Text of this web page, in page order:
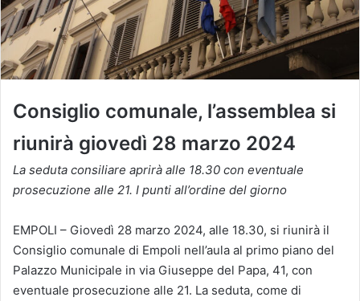
Consiglio comunale, l’assemblea si
riunirà giovedì 28 marzo 2024
La seduta consiliare aprirà alle 18.30 con eventuale
prosecuzione alle 21. I punti all’ordine del giorno
EMPOLI – Giovedì 28 marzo 2024, alle 18.30, si riunirà il
Consiglio comunale di Empoli nell’aula al primo piano del
Palazzo Municipale in via Giuseppe del Papa, 41, con
eventuale prosecuzione alle 21. La seduta, come di